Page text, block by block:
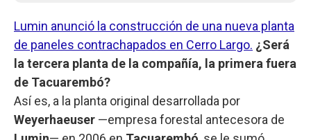
Lumin anunció la construcción de una nueva planta
de paneles contrachapados en Cerro Largo. ¿Será
la tercera planta de la compañía, la primera fuera
de Tacuarembó?
Así es, a la planta original desarrollada por
Weyerhaeuser —empresa forestal antecesora de